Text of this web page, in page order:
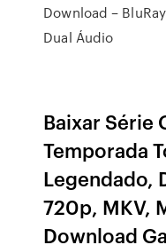
Download –
Dual Áudio
Baixar Série
Temporada
Legendado,
720p, MKV,
Download